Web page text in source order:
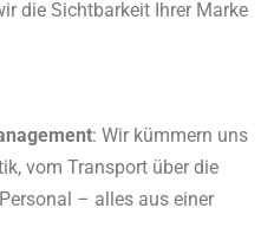
die Sichtbarkeit Ihrer Marke
: Wir kümmern uns
vom Transport über die
– alles aus einer